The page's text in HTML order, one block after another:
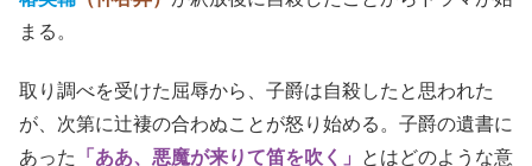
まる。
取り調べを受けた屈辱から、子爵は自殺したと思われた
が、次第に辻褄の合わぬことが怒り始める。子爵の遺書に
あった
「ああ、悪魔が来りて笛を吹く」
とはどのような意